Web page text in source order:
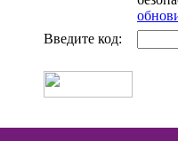
Введите код: